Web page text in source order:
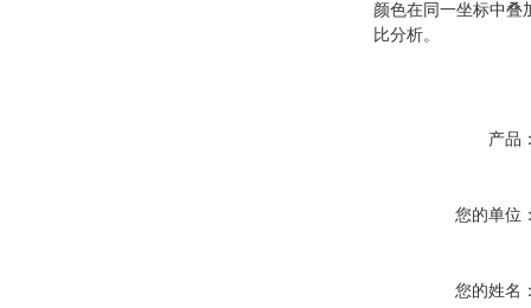
颜色在同一坐标中叠
比分析。
产品
您的单位
您的姓名